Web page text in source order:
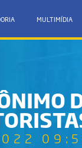
MULTIMÍDIA